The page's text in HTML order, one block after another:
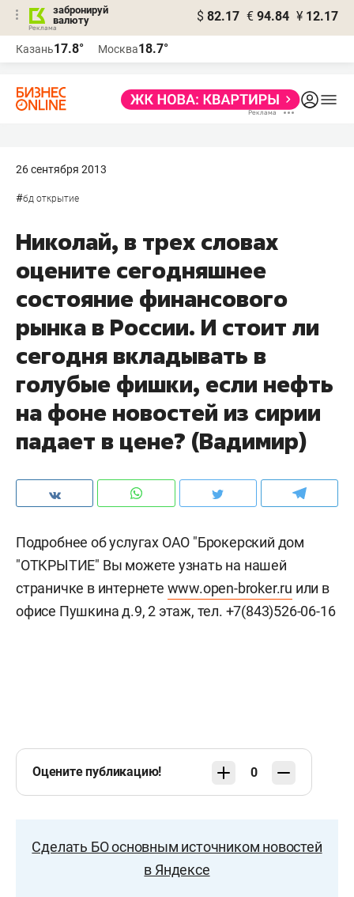
забронируй
валюту
$ 82.17 € 94.84 ¥ 12.17
Казань17.8° Москва18.7°
26 сентября 2013
#бд открытие
Николай, в трех словах
оцените сегодняшнее
состояние финансового
рынка в России. И стоит ли
сегодня вкладывать в
голубые фишки, если нефть
на фоне новостей из сирии
падает в цене? (Вадимир)
Подробнее об услугах ОАО "Брокерский дом
"ОТКРЫТИЕ" Вы можете узнать на нашей
страничке в интернете www.open-broker.ru или в
офисе Пушкина д.9, 2 этаж, тел. +7(843)526-06-16
Оцените публикацию! 0
Сделать БО основным источником новостей
в Яндексе